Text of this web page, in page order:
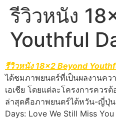
รีวิวหนัง
Youthful
รีวิวหนัง 18×2 Beyond
ได้ชมภาพยนตร์ที่เป็นผลงานคว
เอเชีย โดยแต่ละโครงการควร
ล่าสุดคือภาพยนตร์ไต้หวัน-ญี่ปุ่น
Days: Love We Still Miss